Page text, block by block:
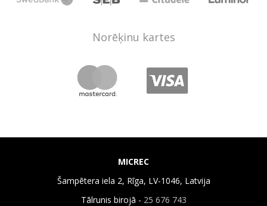
Norēķinu kartes
MICREC
Šampētera iela 2, Rīga, LV-1046, Latvija
Tālrunis birojā - 25 676 743